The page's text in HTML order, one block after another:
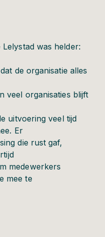
was helder:
de organisatie alles
veel organisaties blijft
uitvoering veel tijd
Er
die rust gaf,
medewerkers
mee te